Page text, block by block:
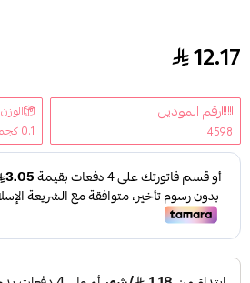
العرايس مناديل لإزالة طلاء الأظافر
12.17
رقم الموديل
4598
الوزن
0.1 كجم